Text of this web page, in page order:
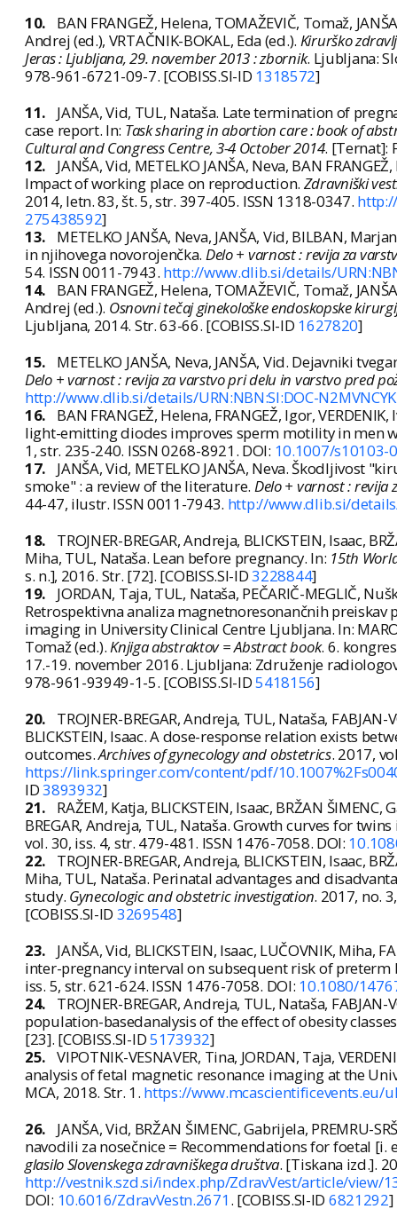
10.
BAN FRANGEŽ, Helena, TOMAŽEVIČ, Tomaž,
Andrej (ed.), VRTAČNIK-BOKAL, Eda (ed.). Kirurško
Jeras : Ljubljana, 29. november 2013 : zbornik. Ljubljana:
978-961-6721-09-7. [COBISS.SI-ID 1318572]
11.
JANŠA, Vid, TUL, Nataša. Late termination of
case report. In: Task sharing in abortion care : book of
Cultural and Congress Centre, 3-4 October 2014. [Ternat]:
12.
JANŠA, Vid, METELKO JANŠA, Neva, BAN
Impact of working place on reproduction. Zdravniški
2014, letn. 83, št. 5, str. 397-405. ISSN 1318-0347.
275438592]
13.
METELKO JANŠA, Neva, JANŠA, Vid, BILBAN,
in njihovega novorojenčka. Delo + varnost : revija za
54. ISSN 0011-7943. http://www.dlib.si/details/
14.
BAN FRANGEŽ, Helena, TOMAŽEVIČ, Tomaž,
Andrej (ed.). Osnovni tečaj ginekološke endoskopske
Ljubljana, 2014. Str. 63-66. [COBISS.SI-ID 1627820]
15.
METELKO JANŠA, Neva, JANŠA, Vid. Dejavniki
Delo + varnost : revija za varstvo pri delu in varstvo pred
http://www.dlib.si/details/URN:NBN:SI:DOC-N2MVNCYK
16.
BAN FRANGEŽ, Helena, FRANGEŽ, Igor,
light-emitting diodes improves sperm motility in men
1, str. 235-240. ISSN 0268-8921. DOI: 10.1007/s10103-
17.
JANŠA, Vid, METELKO JANŠA, Neva. Škodljivost
smoke" : a review of the literature. Delo + varnost :
44-47, ilustr. ISSN 0011-7943. http://www.dlib.si/
18.
TROJNER-BREGAR, Andreja, BLICKSTEIN, Isaac,
Miha, TUL, Nataša. Lean before pregnancy. In: 15th
s. n.], 2016. Str. [72]. [COBISS.SI-ID3228844]
19.
JORDAN, Taja, TUL, Nataša, PEČARIČ-MEGLIČ,
Retrospektivna analiza magnetnoresonančnih preiskav
imaging in University Clinical Centre Ljubljana. In:
Tomaž (ed.).Knjiga abstraktov = Abstract book. 6.
17.-19. november 2016. Ljubljana: Združenje
978-961-93949-1-5. [COBISS.SI-ID5418156]
20.
TROJNER-BREGAR, Andreja, TUL, Nataša,
BLICKSTEIN, Isaac. A dose-response relation exists
outcomes.Archives of gynecology and obstetrics. 2017,
https://link.springer.com/content/pdf/
ID3893932]
21.
RAŽEM, Katja, BLICKSTEIN, Isaac, BRŽAN ŠIMENC,
BREGAR, Andreja, TUL, Nataša. Growth curves for
vol. 30, iss. 4, str. 479-481. ISSN 1476-7058. DOI:
22.
TROJNER-BREGAR, Andreja, BLICKSTEIN, Isaac,
Miha, TUL, Nataša. Perinatal advantages and
study. Gynecologic and obstetric investigation. 2017, no.
[COBISS.SI-ID 3269548]
23.
JANŠA, Vid, BLICKSTEIN, Isaac, LUČOVNIK, Miha,
inter-pregnancy interval on subsequent risk of
iss. 5, str. 621-624. ISSN 1476-7058. DOI: 10.1080/
24.
TROJNER-BREGAR, Andreja, TUL, Nataša,
population-basedanalysis of the effect of obesity
[23]. [COBISS.SI-ID5173932]
25. VIPOTNIK-VESNAVER, Tina, JORDAN, Taja,
analysis of fetal magnetic resonance imaging at the
MCA, 2018. Str. 1. https://
26.
JANŠA, Vid, BRŽAN ŠIMENC, Gabrijela,
navodili za nosečnice = Recommendations for foetal
glasilo Slovenskega zdravniškega društva. [Tiskana izd.].
http://vestnik.szd.si/index.php/ZdravVest/article/view/
DOI: 10.6016/ZdravVestn.2671. [COBISS.SI-ID 6821292]